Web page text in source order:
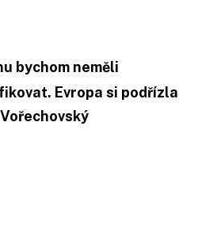
bychom neměli
Evropa si podřízla